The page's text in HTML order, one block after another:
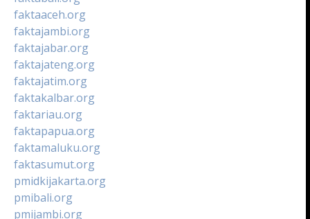
faktaaceh.org
faktajambi.org
faktajabar.org
faktajateng.org
faktajatim.org
faktakalbar.org
faktariau.org
faktapapua.org
faktamaluku.org
faktasumut.org
pmidkijakarta.org
pmibali.org
pmijambi.org